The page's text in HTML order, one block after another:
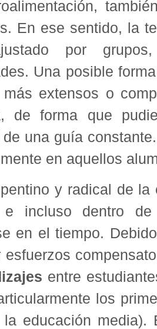
En ese sentido, la
por
Una posible
extensos o
de forma que
una guía
en aquellos
y radical de
e incluso dentro
en el tiempo.
esfuerzos
entre
los
educación media).